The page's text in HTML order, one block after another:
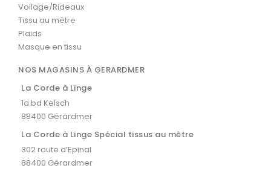
Voilage/Rideaux
Tissu au mètre
Plaids
Masque en tissu
NOS MAGASINS À GERARDMER
La Corde à Linge
1a bd Kelsch
88400 Gérardmer
La Corde à Linge Spécial tissus au mètre
302 route d’Epinal
88400 Gérardmer